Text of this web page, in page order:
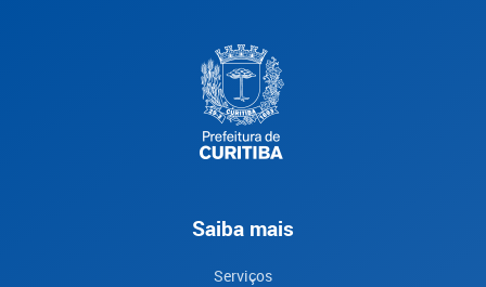
Saiba mais
Serviços